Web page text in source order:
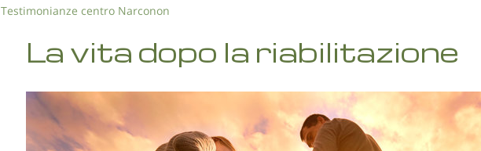
Testimonianze centro Narconon
La vita dopo la riabilitazione